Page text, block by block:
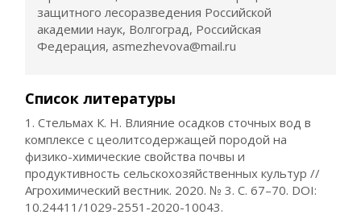
защитного лесоразведения Российской
академии наук, Волгоград, Российская
Федерация, asmezhevova@mail.ru
Список литературы
1. Стельмах К. Н. Влияние осадков сточных вод в
комплексе с цеолитсодержащей породой на
физико-химические свойства почвы и
продуктивность сельскохозяйственных культур //
Агрохимический вестник. 2020. № 3. С. 67–70. DOI:
10.24411/1029-2551-2020-10043.